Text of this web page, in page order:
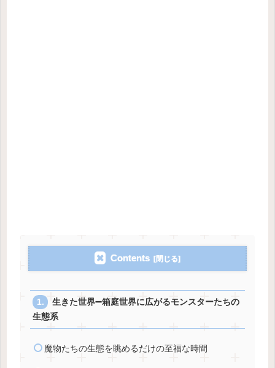
Contents
生きた世界➖箱庭世界に広がるモンスターたちの
生態系
魔物たちの生態を眺めるだけの至福な時間